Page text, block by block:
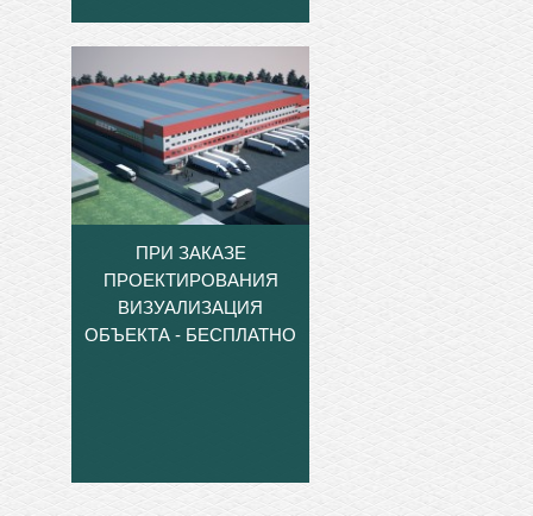
ПРИ ЗАКАЗЕ
ПРОЕКТИРОВАНИЯ
ВИЗУАЛИЗАЦИЯ
ОБЪЕКТА - БЕСПЛАТНО